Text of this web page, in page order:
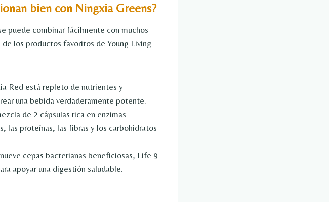
bien con Ningxia Greens?
puede combinar fácilmente con muchos
los productos favoritos de Young Living
Red está repleto de nutrientes y
una bebida verdaderamente potente.
de 2 cápsulas rica en enzimas
las proteínas, las fibras y los carbohidratos
cepas bacterianas beneficiosas, Life 9
apoyar una digestión saludable.